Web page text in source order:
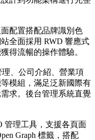
配置搭配品牌識別色
全面採用 RWD 響應式
得流暢的操作體驗。
、公司介紹、營業項
模組，滿足泛新國際有
求。後台管理系統直覺
管理工具，支援各頁面
Graph 標籤，搭配